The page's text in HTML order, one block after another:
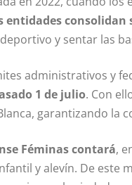
entidades consolidan
y sentar las
administrativos y
1 de julio. Con
garantizando
Féminas contará,
y alevín. De